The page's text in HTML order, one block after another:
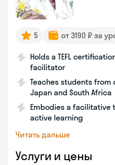
5 от 3190 ₽ за
Holds a TEFL
facilitator
Teaches students
Japan and South Africa
Embodies a
active learning
Читать дальше
Услуги и цены